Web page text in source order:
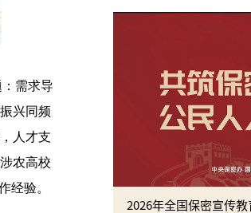
需求导
兴同频
人才支
农高校
经验。